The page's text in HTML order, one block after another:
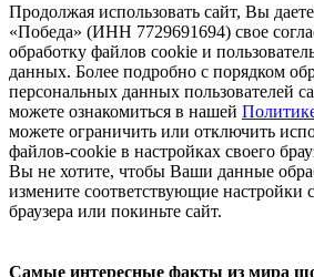
Продолжая использовать сайт, Вы
«Победа» (ИНН 7729691694) свое
обработку файлов cookie и
данных. Более подробно с порядком
персональных данных пользователей
можете ознакомиться в нашей
можете ограничить или отключить
файлов-cookie в настройках своего
Вы не хотите, чтобы Ваши данные
измените соответствующие настройки
браузера или покиньте сайт.
Самые интересные факты из мира